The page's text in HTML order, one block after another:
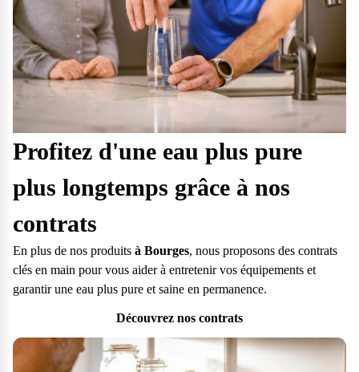
Profitez d'une eau plus pure
plus longtemps grâce à nos
contrats
En plus de nos produits à Bourges, nous proposons des contrats
clés en main pour vous aider à entretenir vos équipements et
garantir une eau plus pure et saine en permanence.
Découvrez nos contrats